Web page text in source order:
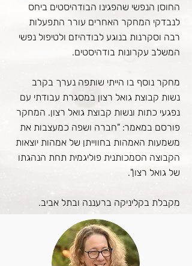
החוסן הנפשי שהפגינו הבודהיסטים ביחס
לנבדקי המחקר האחרים עורר התפעלות
רבה וסקרנות בנוגע לבודהיזם ולטיפול נפשי
המשלב עקרונות בודהיסטים.
מחקר נוסף בו הייתי שותפה נערך בקרב
נשות קבוצת גואל רצון במסגרת עבודתי עם
נפגעי כתות ונשות קבוצת גואל רצון. המחקר
פורסם במאמר: "חברה ושפה כמעצבות את
משמעות האמהות בחווייתן של אמהות יוצאות
הקבוצה הסמכותנית פוליגמית תחת הנהגתו
של גואל רצון".
מקבלת בקליניקה ברעננה ובתל אביב.